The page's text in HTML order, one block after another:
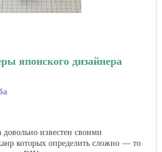
японского дизайнера
известен своими
которых определить сложно — то